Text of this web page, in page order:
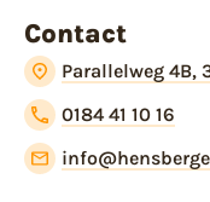
Contact
Parallelweg 4B,
0184 41 10 16